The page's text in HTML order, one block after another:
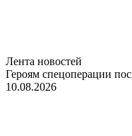
Лента новостей
Героям спецоперации
10.08.2026